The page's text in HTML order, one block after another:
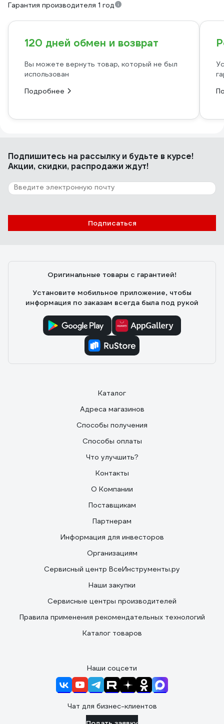
Гарантия производителя 1 год
120 дней обмен и возврат
Вы можете вернуть товар, который не был
использован
Подробнее
Подпишитесь на рассылкуи будьте в курсе!
Акции, скидки, распродажи ждут!
Подписаться
Оригинальные товары с гарантией!
Установите мобильное приложение, чтобы
информация по заказам всегда была под рукой
Каталог
Адреса магазинов
Способы получения
Способы оплаты
Что улучшить?
Контакты
О Компании
Поставщикам
Партнерам
Информация для инвесторов
Организациям
Сервисный центр ВсеИнструменты.ру
Наши закупки
Сервисные центры производителей
Правила применения рекомендательных технологий
Каталог товаров
Наши соцсети
Чат для бизнес-клиентов